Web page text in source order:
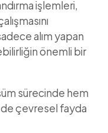
işlemleri,
alım yapan
önemli bir
sürecinde hem
çevresel fayda